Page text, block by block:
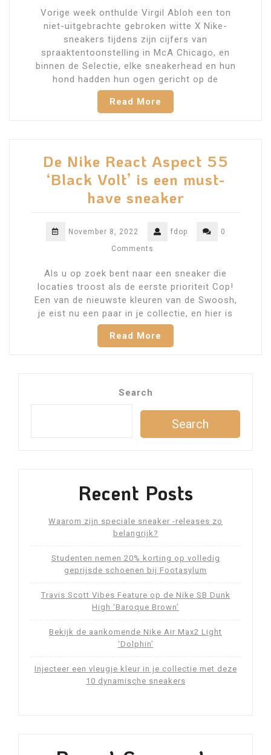
Vorige week onthulde Virgil Abloh een ton
niet-uitgebrachte gebroken witte X Nike-
sneakers tijdens zijn cijfers van
spraaktentoonstelling in McA Chicago, en
binnen de Selectie, elke sneakerhead en hun
hond hadden hun ogen gericht op de
Read More
De Nike React Aspect 55
‘Black Volt’ is een must-
have sneaker
November 8, 2022 fdop
0
Comments
Als u op zoek bent naar een sneaker die
locaties troost als de eerste prioriteit Cop!
Een van de nieuwste kleuren van de Swoosh,
je eist nu een paar in je collectie, en hier is
Read More
Search
Search
Recent Posts
Waarom zijn speciale sneaker -releases zo
belangrijk?
Studenten nemen 20% korting op volledig
geprijsde schoenen bij Footasylum
Travis Scott Vibes Feature op de Nike SB Dunk
High ‘Baroque Brown’
Bekijk de aankomende Nike Air Max2 Light
‘Dolphin’
Injecteer een vleugje kleur in je collectie met deze
10 dynamische sneakers